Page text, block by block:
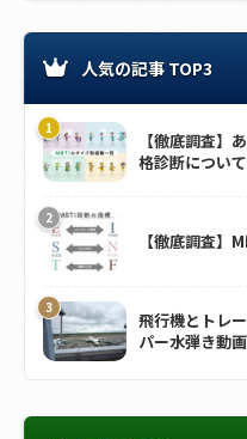
人気の記事 TOP3
【徹底調査】
格診断につい
【徹底調査】
飛行機とトレ
パー水弾き動画